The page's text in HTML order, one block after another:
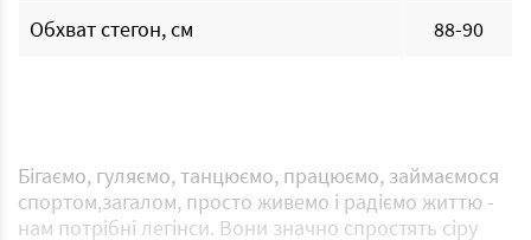
Обхват стегон, см 88-90
Бігаємо, гуляємо, танцюємо, працюємо, займаємося
спортом,загалом, просто живемо і радіємо життю -
нам потрібні легінси. Вони значно спростять сіру